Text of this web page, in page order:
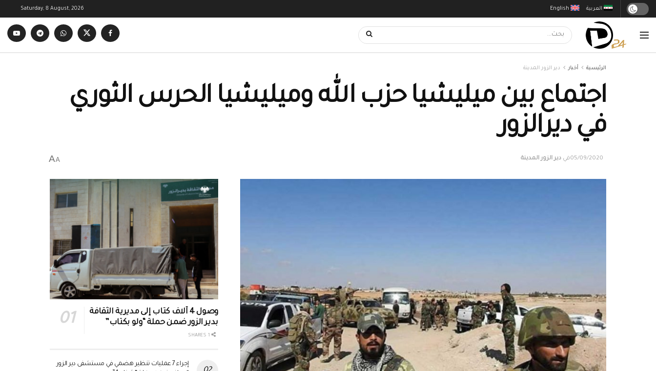
English العربية Saturday, 8 August, 2026
الرئيسية أخبار دير الزور المدينة
اجتماع بين ميليشيا حزب الله وميليشيا الحرس الثوري
في ديرالزور
05/09/2020في دير الزور المدينة A
A
وصول 4 آلاف كتاب إلى مديرية الثقافة
بدير الزور ضمن حملة “ولو بكتاب”
إجراء 7 عمليات تنظير هضمي في مستشفى دير الزور